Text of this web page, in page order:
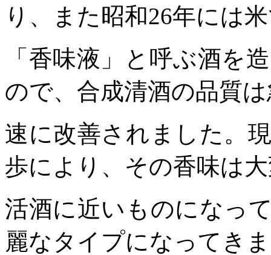
り、また昭和26年には
「香味液」と呼ぶ酒を
ので、合成清酒の品質
速に改善されました。
歩により、その香味は
活酒に近いものになっ
麗なタイプになってき